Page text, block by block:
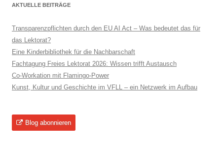
AKTUELLE BEITRÄGE
Transparenzpflichten durch den EU AI Act – Was bedeutet das für
das Lektorat?
Eine Kinderbibliothek für die Nachbarschaft
Fachtagung Freies Lektorat 2026: Wissen trifft Austausch
Co-Workation mit Flamingo-Power
Kunst, Kultur und Geschichte im VFLL – ein Netzwerk im Aufbau
Blog abonnieren